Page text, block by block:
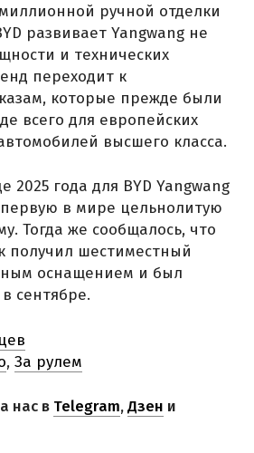
ручной отделки
развивает Yangwang не
и технических
переходит к
которые прежде были
всего для европейских
высшего класса.
2025 года для BYD Yangwang
первую в мире цельнолитую
Тогда же сообщалось, что
получил шестиместный
оснащением и был
сентябре.
, За рулем
нас в Telegram,Дзен и